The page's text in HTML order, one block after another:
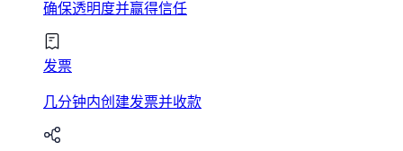
确保透明度并赢得信任
发票
几分钟内创建发票并收款